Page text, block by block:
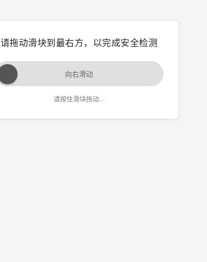
请拖动滑块到最右方，以完成安全检测
向右滑动
请按住滑块拖动...